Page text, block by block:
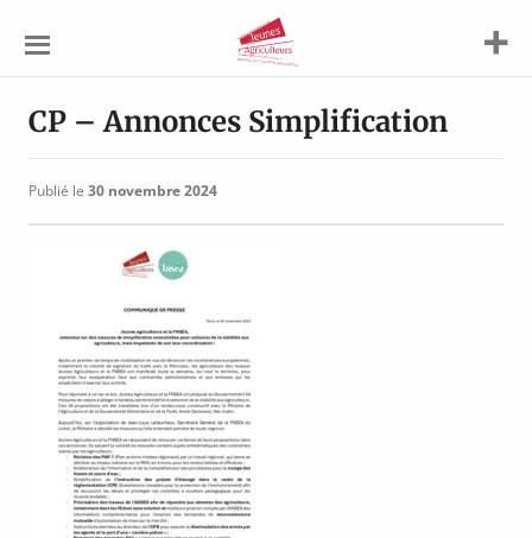
Agriculteurs
CP – Annonces Simplification
Publié le 30 novembre 2024